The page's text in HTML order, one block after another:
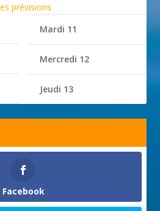
prévisions
Mardi 11
Mercredi 12
Jeudi 13
Facebook